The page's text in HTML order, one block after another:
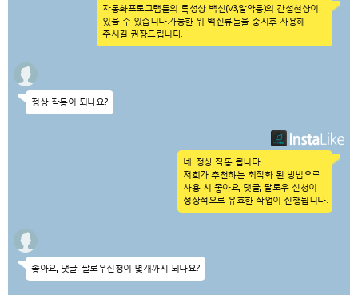
자동화프로그램들의 특성상 백신(V3,알약등)의 간섭현상이
있을 수 있습니다.가능한 위 백신류들을 중지후 사용해
주시길 권장드립니다.
정상 작동이 되나요?
네. 정상 작동 됩니다.
저희가 추천하는 최적화 된 방법으로
사용 시 좋아요, 댓글, 팔로우 신청이
정상적으로 유효한 작업이 진행됩니다.
좋아요, 댓글, 팔로우신청이 몇개까지 되나요?